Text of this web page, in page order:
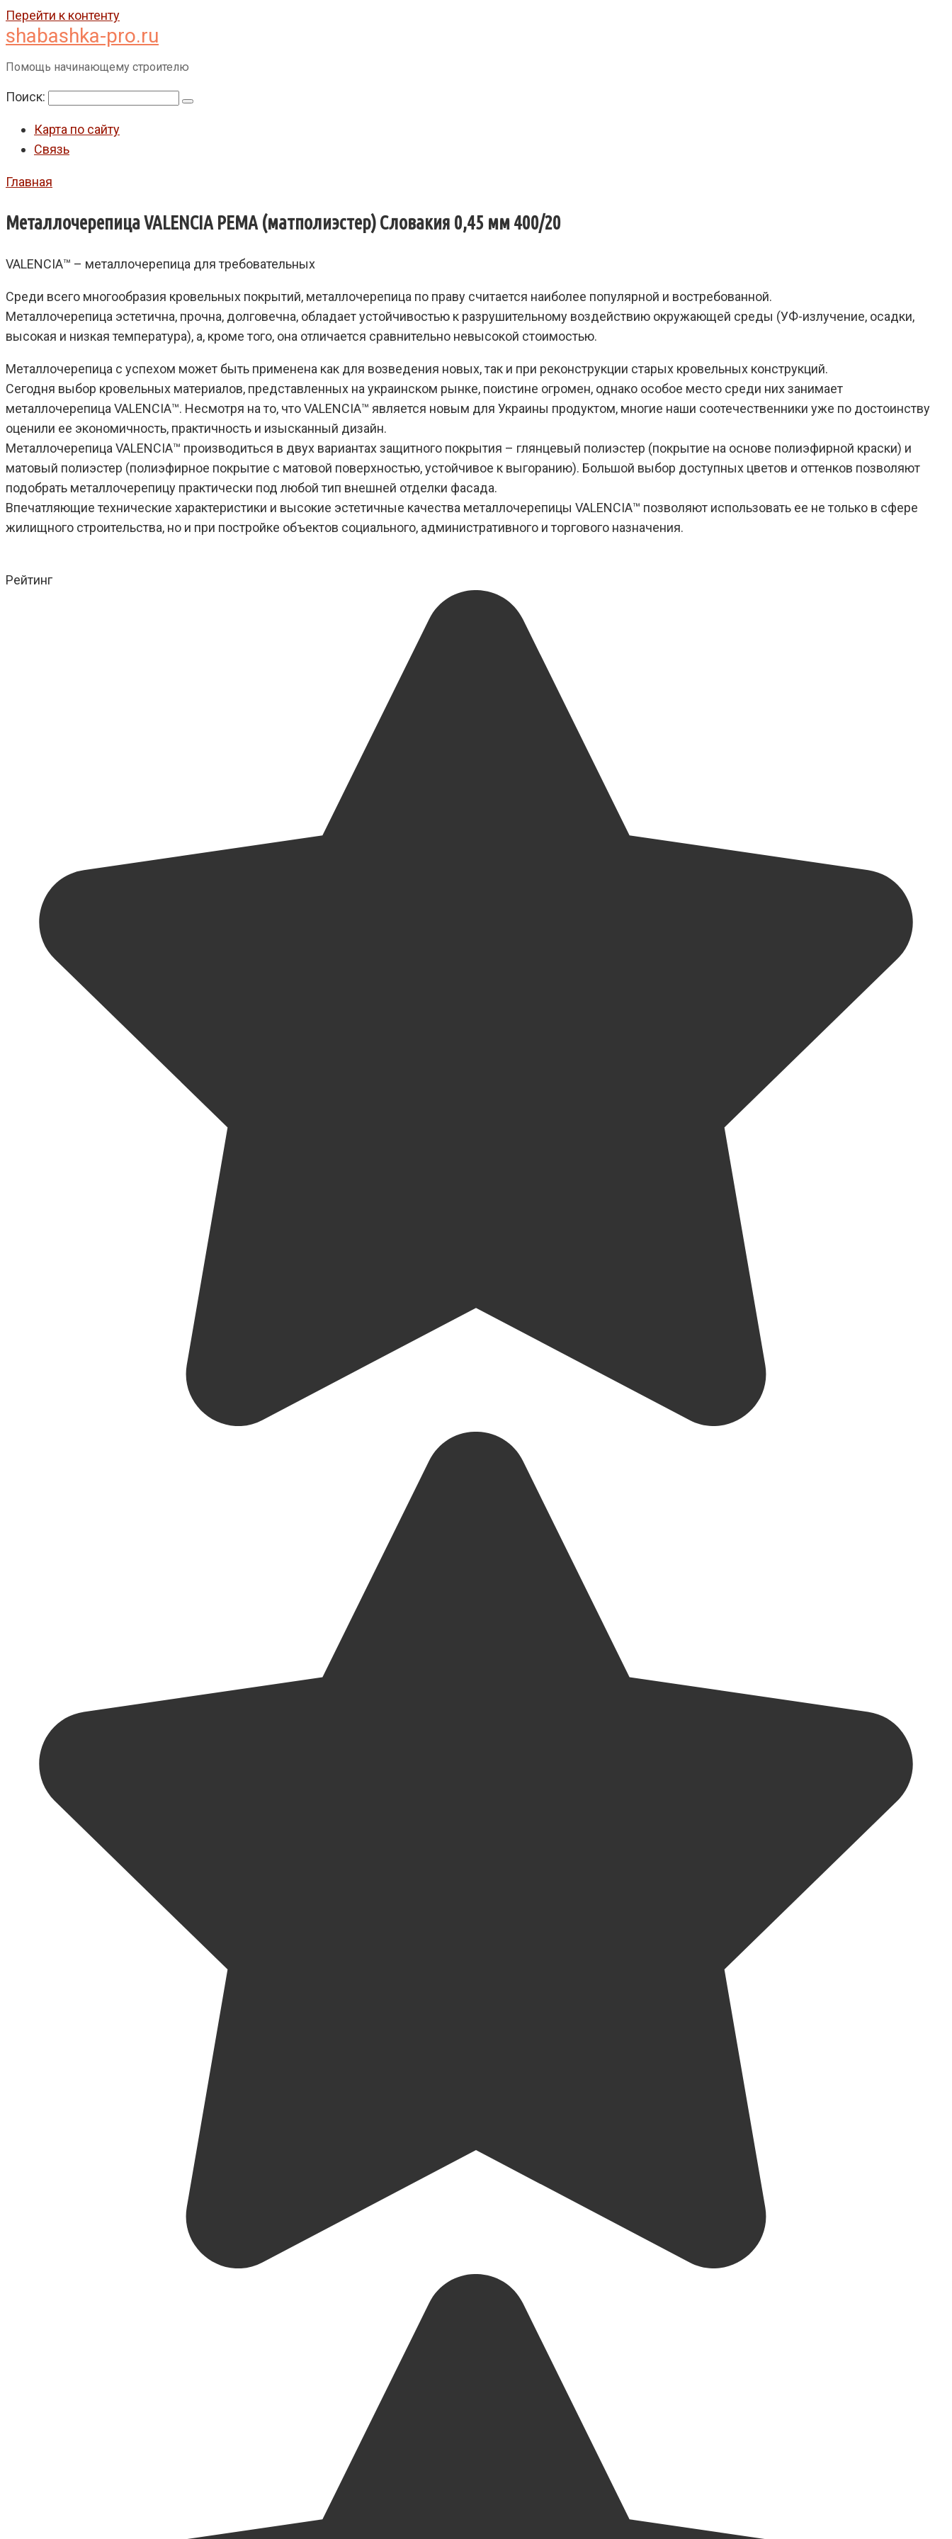
Перейти к контенту
shabashka-pro.ru
Помощь начинающему строителю
Поиск:
Карта по сайту
Связь
Главная
Металлочерепица VALENCIA РЕMA (матполиэстер) Словакия 0,45 мм 400/20
VALENCIA™ – металлочерепица для требовательных
Среди всего многообразия кровельных покрытий, металлочерепица по праву считается наиболее популярной и востребованной.
Металлочерепица эстетична, прочна, долговечна, обладает устойчивостью к разрушительному воздействию окружающей среды (УФ-излучение, осадки,
высокая и низкая температура), а, кроме того, она отличается сравнительно невысокой стоимостью.
Металлочерепица с успехом может быть применена как для возведения новых, так и при реконструкции старых кровельных конструкций.
Сегодня выбор кровельных материалов, представленных на украинском рынке, поистине огромен, однако особое место среди них занимает
металлочерепица VALENCIA™. Несмотря на то, что VALENCIA™ является новым для Украины продуктом, многие наши соотечественники уже по достоинству
оценили ее экономичность, практичность и изысканный дизайн.
Металлочерепица VALENCIA™ производиться в двух вариантах защитного покрытия – глянцевый полиэстер (покрытие на основе полиэфирной краски) и
матовый полиэстер (полиэфирное покрытие с матовой поверхностью, устойчивое к выгоранию). Большой выбор доступных цветов и оттенков позволяют
подобрать металлочерепицу практически под любой тип внешней отделки фасада.
Впечатляющие технические характеристики и высокие эстетичные качества металлочерепицы VALENCIA™ позволяют использовать ее не только в сфере
жилищного строительства, но и при постройке объектов социального, административного и торгового назначения.
Рейтинг